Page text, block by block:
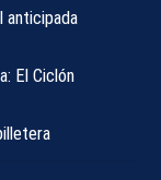
anticipada
El Ciclón